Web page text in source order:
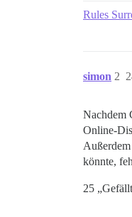
Rules
simon 2
Nachdem
Online-
könnte,
25